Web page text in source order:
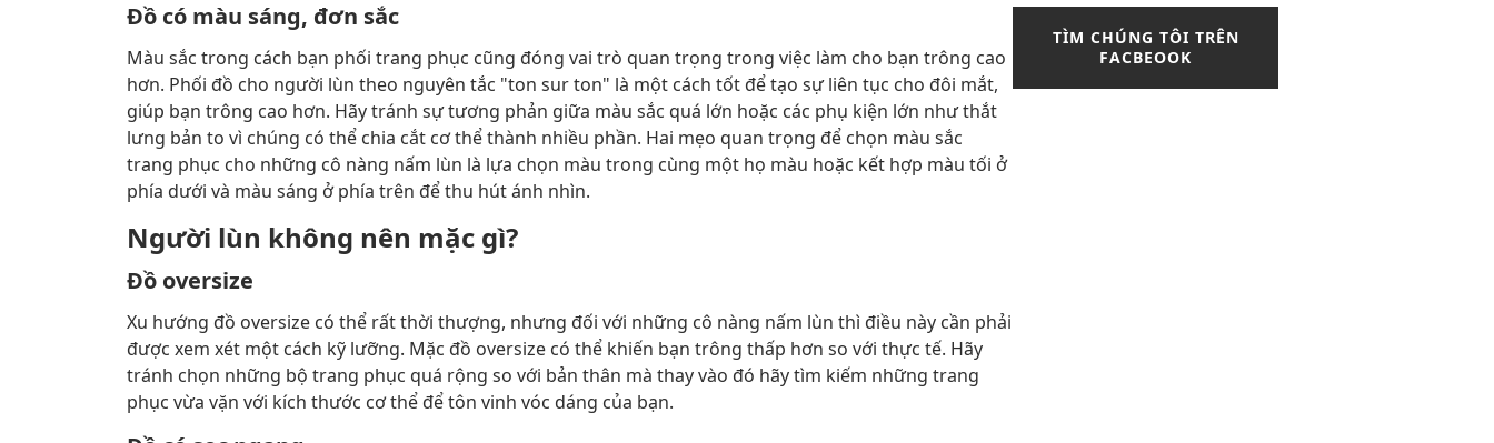
Đồ có màu sáng, đơn sắc
Màu sắc trong cách bạn phối trang phục cũng đóng vai trò quan trọng trong việc làm cho bạn trông cao
hơn. Phối đồ cho người lùn theo nguyên tắc "ton sur ton" là một cách tốt để tạo sự liên tục cho đôi mắt,
giúp bạn trông cao hơn. Hãy tránh sự tương phản giữa màu sắc quá lớn hoặc các phụ kiện lớn như thắt
lưng bản to vì chúng có thể chia cắt cơ thể thành nhiều phần. Hai mẹo quan trọng để chọn màu sắc
trang phục cho những cô nàng nấm lùn là lựa chọn màu trong cùng một họ màu hoặc kết hợp màu tối ở
phía dưới và màu sáng ở phía trên để thu hút ánh nhìn.
Người lùn không nên mặc gì?
Đồ oversize
Xu hướng đồ oversize có thể rất thời thượng, nhưng đối với những cô nàng nấm lùn thì điều này cần phải
được xem xét một cách kỹ lưỡng. Mặc đồ oversize có thể khiến bạn trông thấp hơn so với thực tế. Hãy
tránh chọn những bộ trang phục quá rộng so với bản thân mà thay vào đó hãy tìm kiếm những trang
phục vừa vặn với kích thước cơ thể để tôn vinh vóc dáng của bạn.
TÌM CHÚNG TÔI TRÊN
FACBEOOK